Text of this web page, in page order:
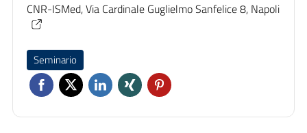
CNR-ISMed, Via Cardinale Guglielmo Sanfelice 8, Napoli
Seminario